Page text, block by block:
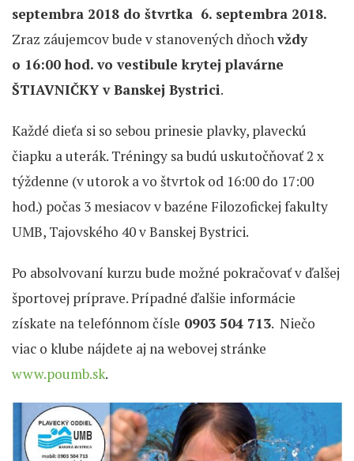
septembra 2018 do štvrtka 6. septembra 2018.
Zraz záujemcov bude v stanovených dňochvždy
o 16:00 hod. vo vestibule krytej plavárne
ŠTIAVNIČKY v Banskej Bystrici.
Každé dieťa si so sebou prinesie plavky, plaveckú
čiapku a uterák. Tréningy sa budú uskutočňovať 2 x
týždenne (v utorok a vo štvrtok od 16:00 do 17:00
hod.) počas 3 mesiacov v bazéne Filozofickej fakulty
UMB, Tajovského 40 v Banskej Bystrici.
Po absolvovaní kurzu bude možné pokračovať v ďalšej
športovej príprave. Prípadné ďalšie informácie
získate na telefónnom čísle 0903 504 713. Niečo
viac o klube nájdete aj na webovej stránke
www.poumb.sk.